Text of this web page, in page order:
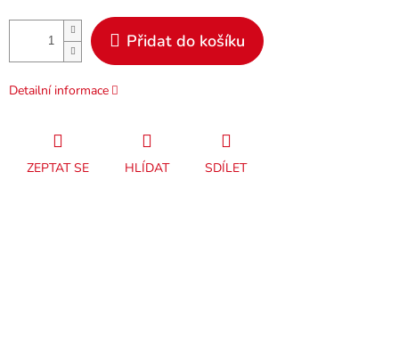
Přidat do košíku
Detailní informace
ZEPTAT SE HLÍDAT SDÍLET